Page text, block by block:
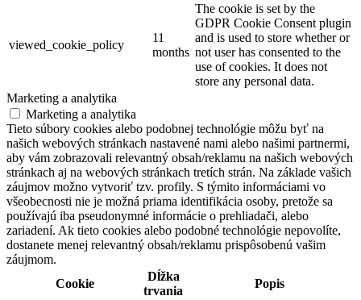
viewed_cookie_policy
11
months
The cookie is set by the
GDPR Cookie Consent plugin
and is used to store whether or
not user has consented to the
use of cookies. It does not
store any personal data.
Marketing a analytika
Marketing a analytika
Tieto súbory cookies alebo podobnej technológie môžu byť na
našich webových stránkach nastavené nami alebo našimi partnermi,
aby vám zobrazovali relevantný obsah/reklamu na našich webových
stránkach aj na webových stránkach tretích strán. Na základe vašich
záujmov možno vytvoriť tzv. profily. S týmito informáciami vo
všeobecnosti nie je možná priama identifikácia osoby, pretože sa
používajú iba pseudonymné informácie o prehliadači, alebo
zariadení. Ak tieto cookies alebo podobné technológie nepovolíte,
dostanete menej relevantný obsah/reklamu prispôsobenú vašim
záujmom.
Cookie
Dĺžka
trvania
Popis